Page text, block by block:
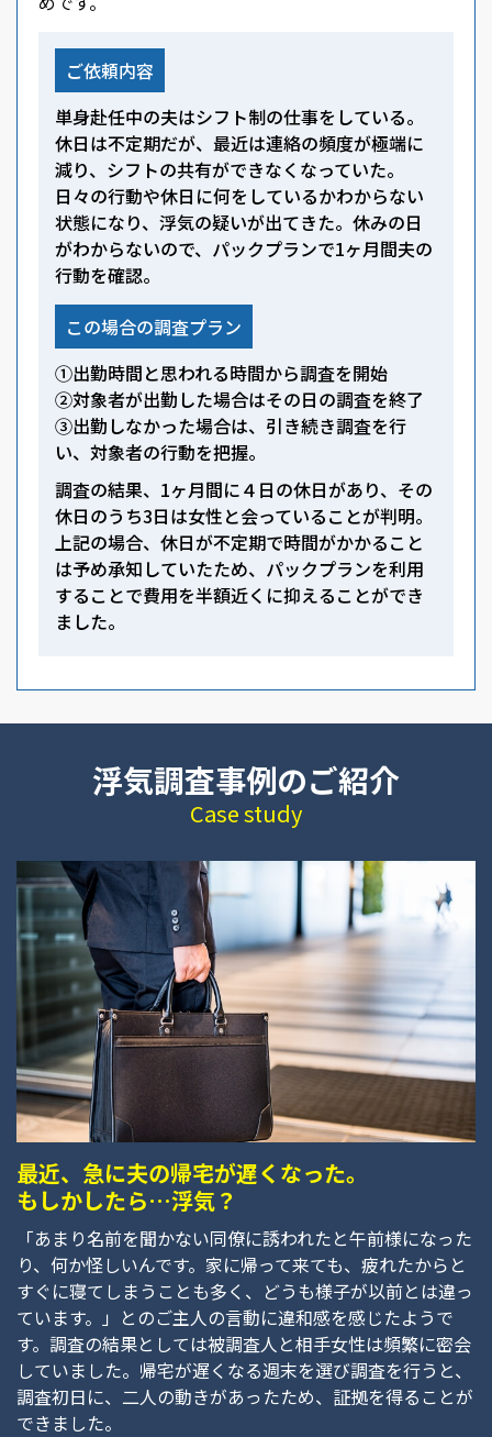
ご依頼内容
単身赴任中の夫はシフト制の仕事をしている。
休日は不定期だが、最近は連絡の頻度が極端に
減り、シフトの共有ができなくなっていた。
日々の行動や休日に何をしているかわからない
状態になり、浮気の疑いが出てきた。休みの日
がわからないので、パックプランで1ヶ月間夫の
行動を確認。
この場合の調査プラン
①出勤時間と思われる時間から調査を開始
②対象者が出勤した場合はその日の調査を終了
③出勤しなかった場合は、引き続き調査を行
い、対象者の行動を把握。
調査の結果、1ヶ月間に４日の休日があり、その
休日のうち3日は女性と会っていることが判明。
上記の場合、休日が不定期で時間がかかること
は予め承知していたため、パックプランを利用
することで費用を半額近くに抑えることができ
ました。
浮気調査事例のご紹介
Case study
最近、急に夫の帰宅が遅くなった。
もしかしたら…浮気？
「あまり名前を聞かない同僚に誘われたと午前様になった
り、何か怪しいんです。家に帰って来ても、疲れたからと
すぐに寝てしまうことも多く、どうも様子が以前とは違っ
ています。」とのご主人の言動に違和感を感じたようで
す。調査の結果としては被調査人と相手女性は頻繁に密会
していました。帰宅が遅くなる週末を選び調査を行うと、
調査初日に、二人の動きがあったため、証拠を得ることが
できました。